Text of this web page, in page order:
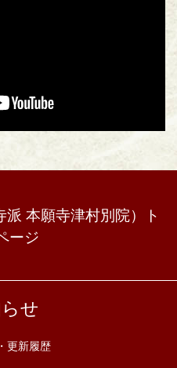
本願寺津村別院）ト
ージ
せ
更新履歴